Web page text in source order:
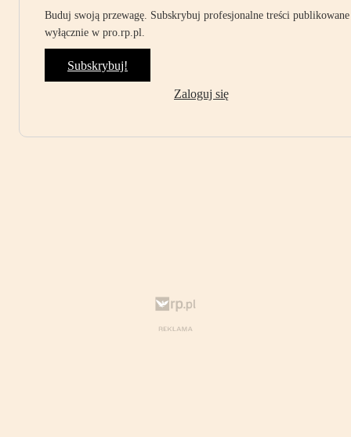
Buduj swoją przewagę. Subskrybuj profesjonalne treści publikowane
wyłącznie w pro.rp.pl.
Subskrybuj!
Zaloguj się